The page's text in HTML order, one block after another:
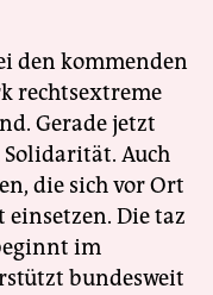
den kommenden
rechtsextreme
Gerade jetzt
Auch
die sich vor Ort
Die taz
im
bundesweit